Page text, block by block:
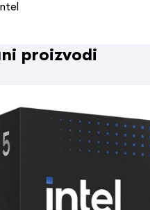
Intel
proizvodi